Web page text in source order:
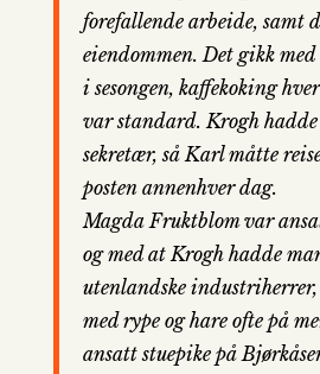
forefallende arbeide, samt
eiendommen. Det gikk
i sesongen, kaffekoking
var standard. Krogh hadde
sekretær, så Karl måtte
posten annenhver dag.
Magda Fruktblom var
og med at Krogh hadde
utenlandske
med rype og hare ofte på
ansatt stuepike på